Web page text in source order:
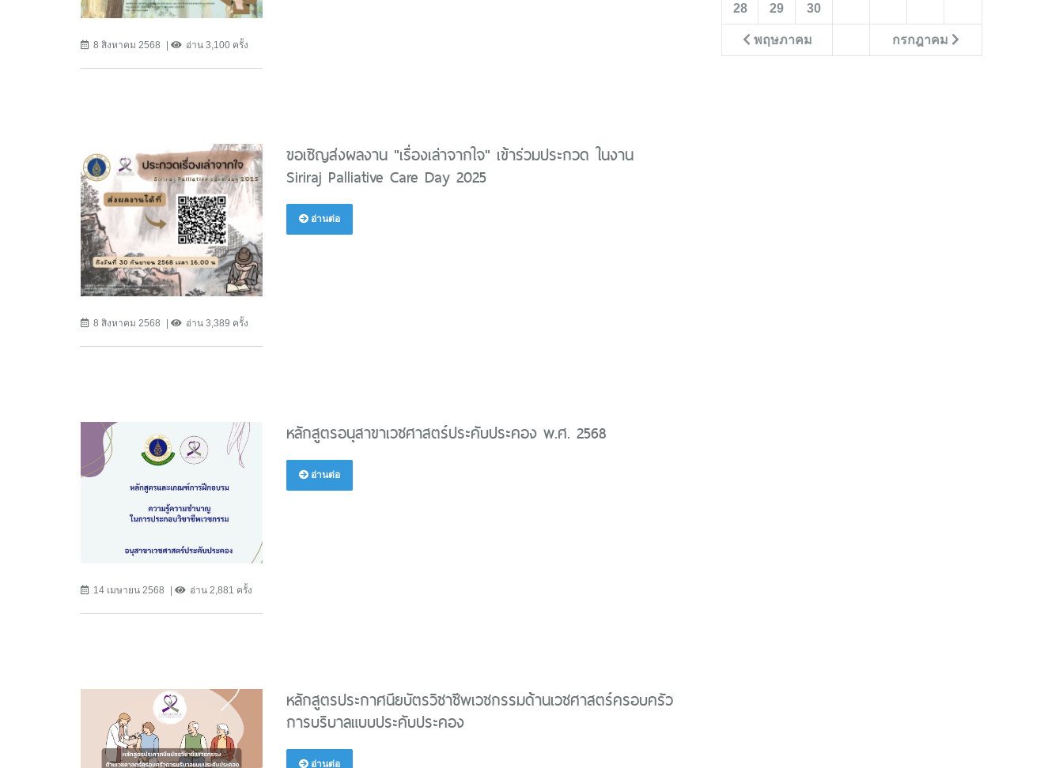
8 สิงหาคม 2568 อ่าน 3,100 ครั้ง
8 สิงหาคม 2568 อ่าน 3,389 ครั้ง
ขอเชิญส่งผลงาน "เรื่องเล่าจากใจ" เข้าร่วมประกวด ในงาน
Siriraj Palliative Care Day 2025
อ่านต่อ
14 เมษายน 2568 อ่าน 2,881 ครั้ง
หลักสูตรอนุสาขาเวชศาสตร์ประคับประคอง พ.ศ. 2568
อ่านต่อ
หลักสูตรประกาศนียบัตรวิชาชีพเวชกรรมด้านเวชศาสตร์ครอบครัว
การบริบาลแบบประคับประคอง
อ่านต่อ
พฤษภาคม กรกฎาคม
28 29 30